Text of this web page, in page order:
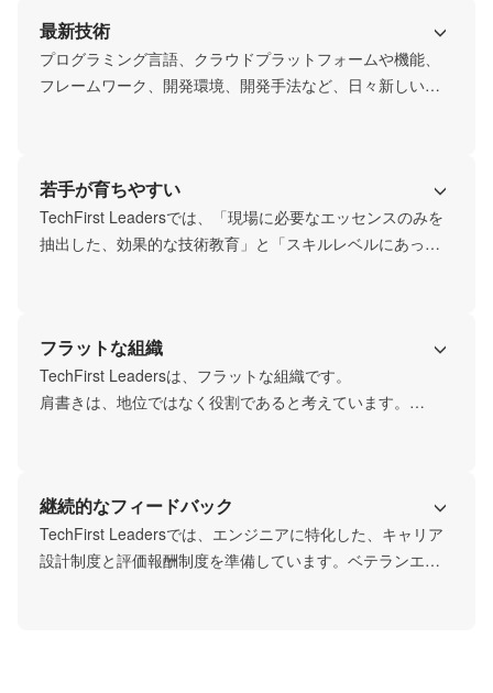
ドリブンで、常に進化しています！
れ、業界全体が成長していくことを体験しました。現在も
会社として社外向けの勉強会の開催などを通じて、IT業界
の成長に貢献し、自分たち自身も成長を続けています！
最新技術
プログラミング言語、クラウドプラットフォームや機能、
フレームワーク、開発環境、開発手法など、日々新しい技
ャリアになっていきますので、最新技術の中から、ビジネ
ス的に長く流行する技術を選定することがキャリア構築の
上で重要になります。TechFirst Leadersでは、日々最新技
若手が育ちやすい
TechFirst Leadersでは、「現場に必要なエッセンスのみを
抽出した、効果的な技術教育」と「スキルレベルにあった
例2)未経験 -> PHPエンジニア
例3)Javaエンジニア -> スマホアプリエンジニア
フラットな組織
TechFirst Leadersは、フラットな組織です。
肩書きは、地位ではなく役割であると考えています。
継続的なフィードバック
TechFirst Leadersでは、エンジニアに特化した、キャリア
設計制度と評価報酬制度を準備しています。ベテランエン